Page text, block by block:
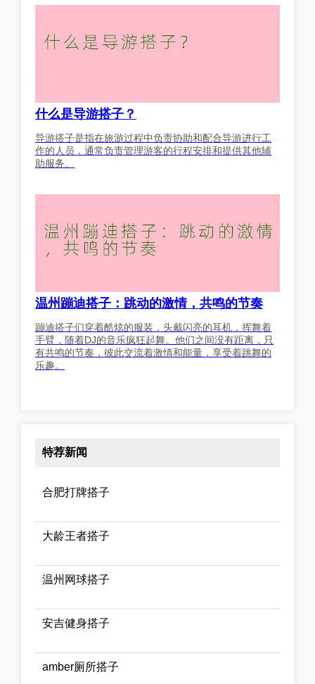
什么是导游搭子？
导游搭子是指在旅游过程中负责协助和配合导游进行工
作的人员，通常负责管理游客的行程安排和提供其他辅
助服务。
温州蹦迪搭子：跳动的激情，共鸣的节奏
蹦迪搭子们穿着酷炫的服装，头戴闪亮的耳机，挥舞着
手臂，随着DJ的音乐疯狂起舞。他们之间没有距离，只
有共鸣的节奏，彼此交流着激情和能量，享受着跳舞的
乐趣。
特荐新闻
合肥打牌搭子
大龄王者搭子
温州网球搭子
安吉健身搭子
amber厕所搭子